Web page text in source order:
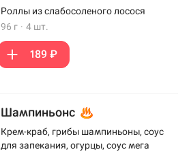
Роллы из слабосоленого лосося
96 г · 4 шт.
189 ₽
Шампиньонс
Крем-краб, грибы шампиньоны, соус
для запекания, огурцы, соус мега